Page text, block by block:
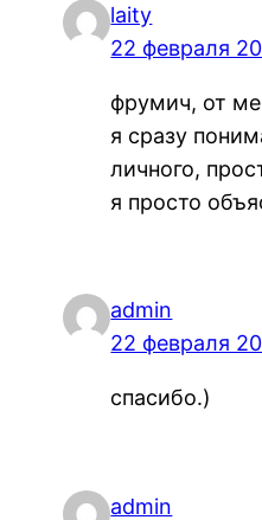
laity
22 февраля
фрумич, от
я сразу
личного,
я просто
admin
22 февраля
спасибо.)
admin